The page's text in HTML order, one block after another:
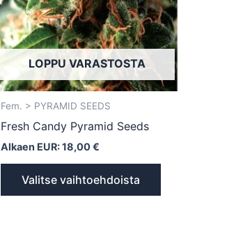
LOPPU VARASTOSTA
Fem. > PYRAMID SEEDS
Fresh Candy Pyramid Seeds
Alkaen EUR:18,00€
Valitse vaihtoehdoista
tehdä
valinnat
tuotteen
sivulla.